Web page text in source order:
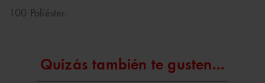
100 Poliéster.
Quizás también te gusten...